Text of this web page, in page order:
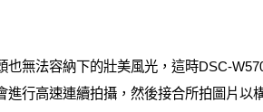
無法容納下的壯美風光，這時DSC-
進行高速連續拍攝，然後接合所拍圖片